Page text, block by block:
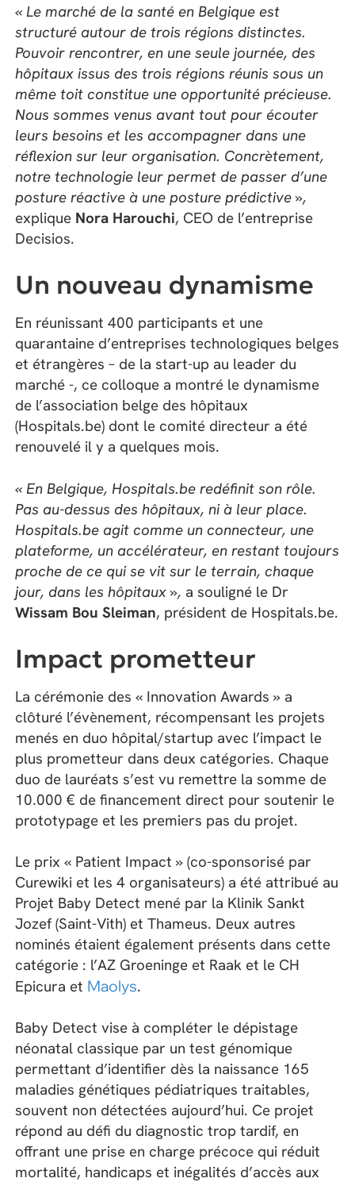
« Le marché de la santé en Belgique est
structuré autour de trois régions distinctes.
Pouvoir rencontrer, en une seule journée, des
hôpitaux issus des trois régions réunis sous un
même toit constitue une opportunité précieuse.
Nous sommes venus avant tout pour écouter
leurs besoins et les accompagner dans une
réflexion sur leur organisation. Concrètement,
notre technologie leur permet de passer d’une
posture réactive à une posture prédictive »,
explique Nora Harouchi, CEO de l’entreprise
Decisios.
Un nouveau dynamisme
En réunissant 400 participants et une
quarantaine d’entreprises technologiques belges
et étrangères – de la start-up au leader du
marché -, ce colloque a montré le dynamisme
de l’association belge des hôpitaux
(Hospitals.be) dont le comité directeur a été
renouvelé il y a quelques mois.
« En Belgique, Hospitals.be redéfinit son rôle.
Pas au-dessus des hôpitaux, ni à leur place.
Hospitals.be agit comme un connecteur, une
plateforme, un accélérateur, en restant toujours
proche de ce qui se vit sur le terrain, chaque
jour, dans les hôpitaux », a souligné le Dr
Wissam Bou Sleiman, président de Hospitals.be.
Impact prometteur
La cérémonie des « Innovation Awards » a
clôturé l’évènement, récompensant les projets
menés en duo hôpital/startup avec l’impact le
plus prometteur dans deux catégories. Chaque
duo de lauréats s’est vu remettre la somme de
10.000 € de financement direct pour soutenir le
prototypage et les premiers pas du projet.
Le prix « Patient Impact » (co-sponsorisé par
Curewiki et les 4 organisateurs) a été attribué au
Projet Baby Detect mené par la Klinik Sankt
Jozef (Saint-Vith) et Thameus. Deux autres
nominés étaient également présents dans cette
catégorie : l’AZ Groeninge et Raak et le CH
Epicura et Maolys.
Baby Detect vise à compléter le dépistage
néonatal classique par un test génomique
permettant d’identifier dès la naissance 165
maladies génétiques pédiatriques traitables,
souvent non détectées aujourd’hui. Ce projet
répond au défi du diagnostic trop tardif, en
offrant une prise en charge précoce qui réduit
mortalité, handicaps et inégalités d’accès aux